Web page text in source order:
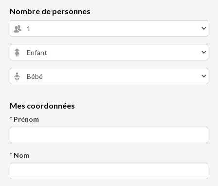
Nombre de personnes
Mes coordonnées
* Prénom
* Nom